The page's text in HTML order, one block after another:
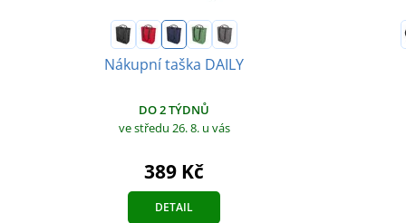
Nákupní taška DAILY
DO 2 TÝDNŮ
ve středu 26. 8. u vás
389 Kč
DETAIL